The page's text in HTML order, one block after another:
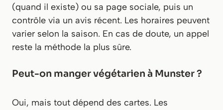
(quand il existe) ou sa page sociale, puis un
contrôle via un avis récent. Les horaires peuvent
varier selon la saison. En cas de doute, un appel
reste la méthode la plus sûre.
Peut-on manger végétarien à Munster ?
Oui, mais tout dépend des cartes. Les